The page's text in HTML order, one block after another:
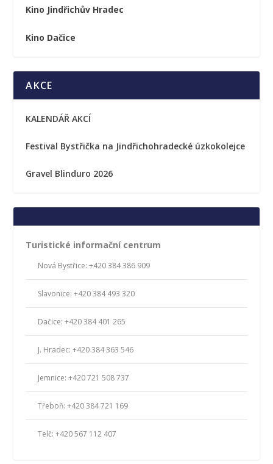
Kino Jindřichův Hradec
Kino Dačice
AKCE
KALENDÁŘ AKCÍ
Festival Bystřička na Jindřichohradecké úzkokolejce
Gravel Blinduro 2026
Turistické informační centrum
Nová Bystřice: +420 384 386 909
Slavonice: +420 384 493 320
Dačice: +420 384 401 265
J. Hradec: +420 384 363 546
Jemnice: +420 721 508 737
Třeboň: +420 384 721 169
Telč: +420 567 112 407